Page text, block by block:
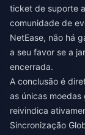
ticket de suporte
comunidade de
NetEase, não há
a seu favor se a
encerrada.
A conclusão é
as únicas
reivindica
Sincronização